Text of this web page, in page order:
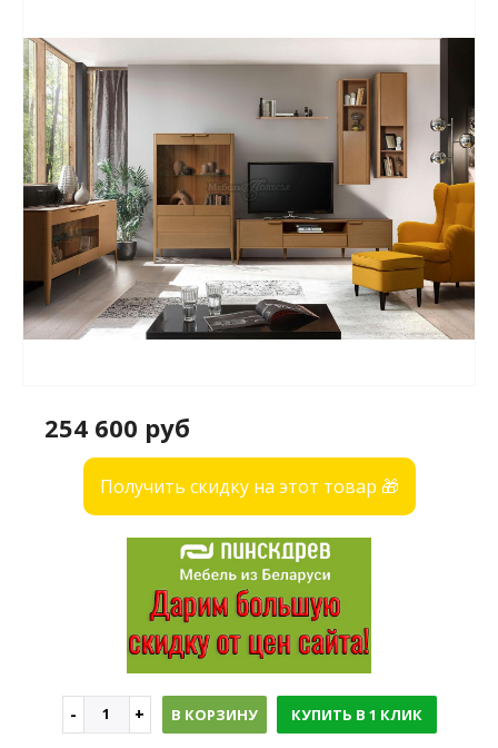
254 600 руб
Получить скидку на этот товар 🎁
В КОРЗИНУ КУПИТЬ В 1 КЛИК